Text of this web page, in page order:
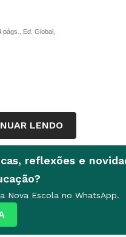
págs., Ed. Global,
LENDO
reflexões e
Nova Escola no WhatsApp.